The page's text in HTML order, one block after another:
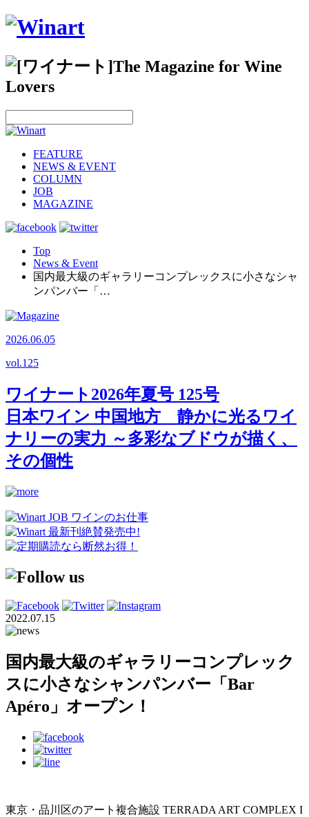
FEATURE
NEWS & EVENT
COLUMN
JOB
MAGAZINE
Top
News & Event
国内最大級のギャラリーコンプレックスに小さなシャ
ンパンバー「…
2026.06.05
vol.125
ワイナート2026年夏号 125号
日本ワイン 中国地方 静かに光るワイ
ナリーの実力 ～多彩なブドウが描く、
その個性
2022.07.15
国内最大級のギャラリーコンプレック
スに小さなシャンパンバー「Bar
Apéro」オープン！
東京・品川区のアート複合施設 TERRADA ART COMPLEX I